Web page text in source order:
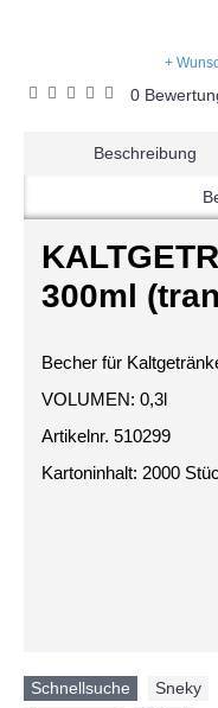
+
0
Beschreibung
300ml
Becher für
VOLUMEN: 0,3l
Artikelnr. 510299
Kartoninhalt: 2000
Schnellsuche Sneky